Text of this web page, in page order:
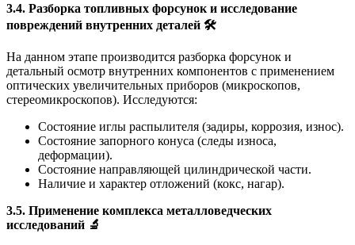
3.4. Разборка топливных форсунок и исследование
повреждений внутренних деталей 🛠️
На данном этапе производится разборка форсунок и
детальный осмотр внутренних компонентов с применением
оптических увеличительных приборов (микроскопов,
стереомикроскопов). Исследуются:
Состояние иглы распылителя (задиры, коррозия, износ).
Состояние запорного конуса (следы износа,
деформации).
Состояние направляющей цилиндрической части.
Наличие и характер отложений (кокс, нагар).
3.5. Применение комплекса металловедческих
исследований 🔬